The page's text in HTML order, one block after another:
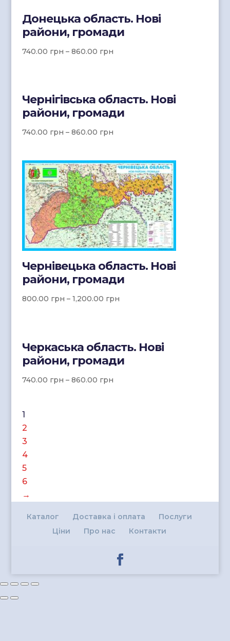
Донецька область. Нові
райони, громади
740.00 грн – 860.00 грн
Чернігівська область. Нові
райони, громади
740.00 грн – 860.00 грн
Чернівецька область. Нові
райони, громади
800.00 грн – 1,200.00 грн
Черкаська область. Нові
райони, громади
740.00 грн – 860.00 грн
1
2
3
4
5
6
→
Каталог Доставка і оплата
Послуги
Ціни
Про нас Контакти